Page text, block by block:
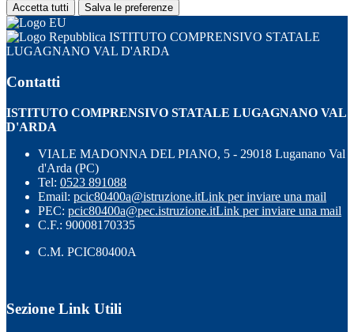
Accetta tutti Salva le preferenze
ISTITUTO COMPRENSIVO STATALE
LUGAGNANO VAL D'ARDA
Contatti
ISTITUTO COMPRENSIVO STATALE LUGAGNANO VAL
D'ARDA
VIALE MADONNA DEL PIANO, 5 - 29018 Luganano Val
d'Arda (PC)
Tel: 0523 891088
Email: pcic80400a@istruzione.itLink per inviare una mail
PEC: pcic80400a@pec.istruzione.itLink per inviare una mail
C.F.: 90008170335
C.M. PCIC80400A
Sezione Link Utili